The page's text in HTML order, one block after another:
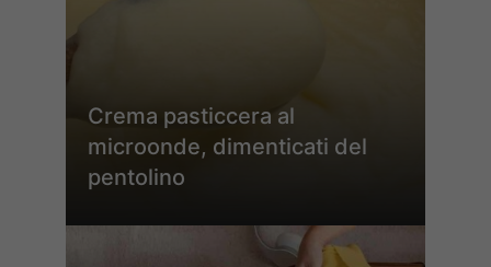
Crema pasticcera al
microonde, dimenticati del
pentolino